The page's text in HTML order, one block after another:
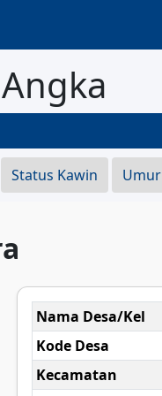
Status Kawin Umur
Nama Desa/Kel
Kode Desa
Kecamatan